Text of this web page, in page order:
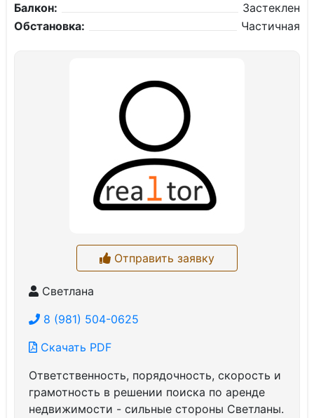
Балкон:
Застеклен
Обстановка:
Частичная
Отправить заявку
Светлана
8 (981) 504-0625
Скачать PDF
Ответственность, порядочность, скорость и
грамотность в решении поиска по аренде
недвижимости - сильные стороны Светланы.